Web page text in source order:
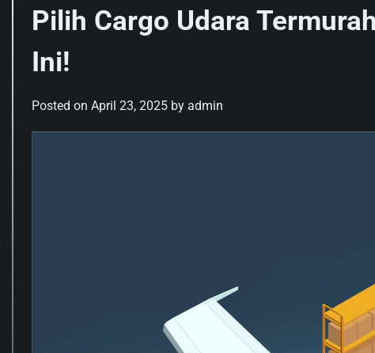
Pilih Cargo Udara
Ini!
Posted on April 23, 2025 by admin